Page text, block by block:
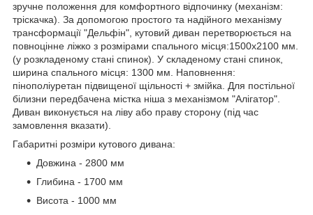
зручне положення для комфортного відпочинку (механізм:
тріскачка). За допомогою простого та надійного механізму
трансформації "Дельфін", кутовий диван перетворюється на
повноцінне ліжко з розмірами спального місця:1500х2100 мм.
(у розкладеному стані спинок). У складеному стані спинок,
ширина спального місця: 1300 мм. Наповнення:
пінополіуретан підвищеної щільності + змійка. Для постільної
білизни передбачена містка ніша з механізмом "Алігатор".
Диван виконується на ліву або праву сторону (під час
замовлення вказати).
Габаритні розміри кутового дивана:
Довжина - 2800 мм
Глибина - 1700 мм
Висота - 1000 мм